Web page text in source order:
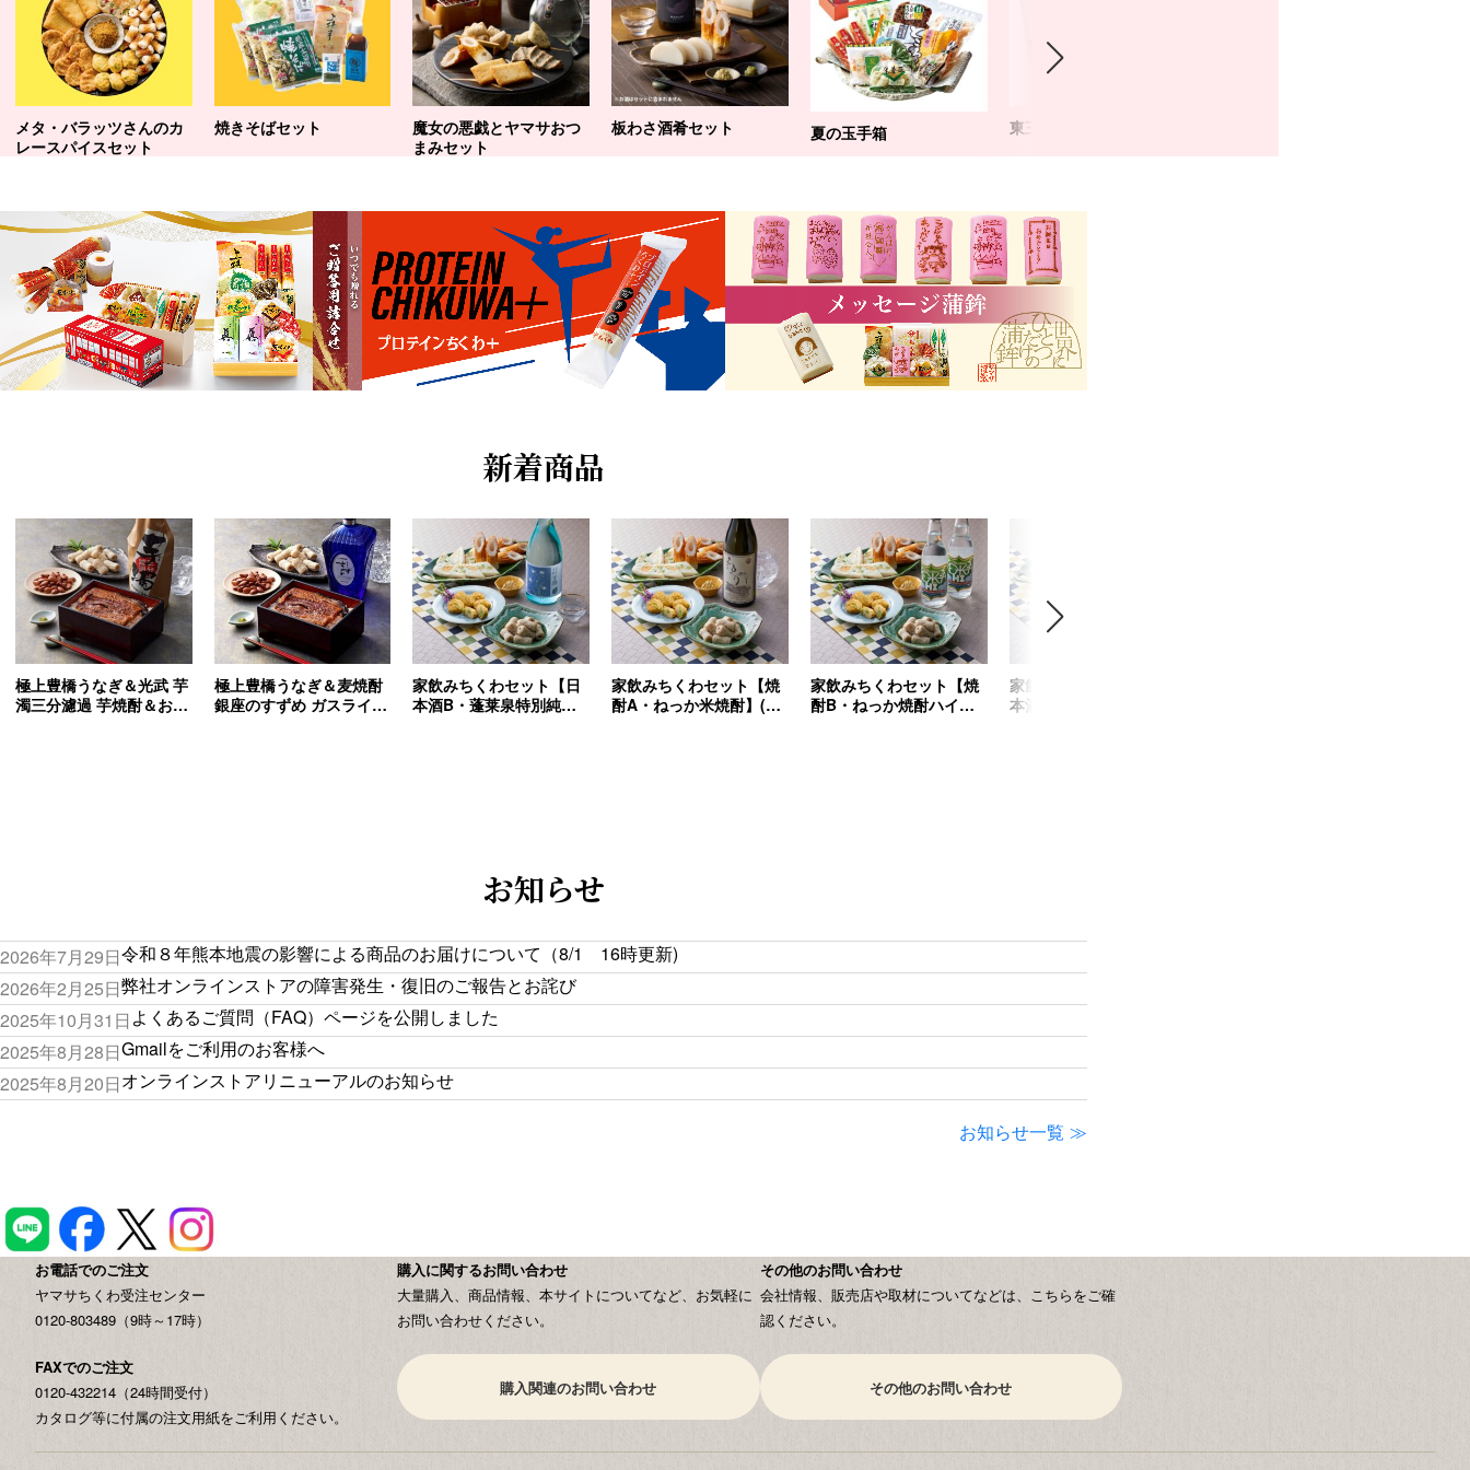
メタ・バラッツさんのカ
レースパイスセット
焼きそばセット
魔女の悪戯とヤマサおつ
まみセット
板わさ酒肴セット 夏の玉手箱 東三河伝統の味三選
新着商品
極上豊橋うなぎ＆光武 芋
濁三分濾過 芋焼酎＆おつ
極上豊橋うなぎ＆麦焼酎
銀座のすずめ ガスライト
家飲みちくわセット【日
本酒B・蓬莱泉特別純米
家飲みちくわセット【焼
酎A・ねっか米焼酎】(送
家飲みちくわセット【焼
酎B・ねっか焼酎ハイ
家飲みちくわセット【日
本酒A・末廣山廃純米
お知らせ
2026年7月29日令和８年熊本地震の影響による商品のお届けについて（8/1 16時更新)
2026年2月25日弊社オンラインストアの障害発生・復旧のご報告とお詫び
2025年10月31日 よくあるご質問（FAQ）ページを公開しました
2025年8月28日Gmailをご利用のお客様へ
2025年8月20日オンラインストアリニューアルのお知らせ
お知らせ一覧
お電話でのご注文
ヤマサちくわ受注センター
0120-803489（9時～17時）
FAXでのご注文
0120-432214（24時間受付）
カタログ等に付属の注文用紙をご利用ください。
購入に関するお問い合わせ
大量購入、商品情報、本サイトについてなど、お気軽に
お問い合わせください。
購入関連のお問い合わせ
その他のお問い合わせ
会社情報、販売店や取材についてなどは、こちらをご確
認ください。
その他のお問い合わせ